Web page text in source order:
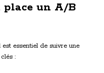
place un A/B
est essentiel de suivre une
: